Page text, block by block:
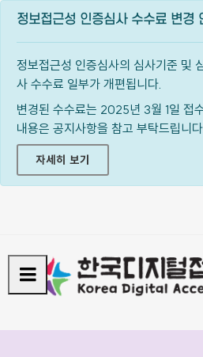
정보접근성 인증심사 수수료 변경
정보접근성 인증심사의 심사기준 및
사 수수료 일부가 개편됩니다.
변경된 수수료는 2025년 3월 1일 접
내용은 공지사항을 참고 부탁드립니
자세히 보기